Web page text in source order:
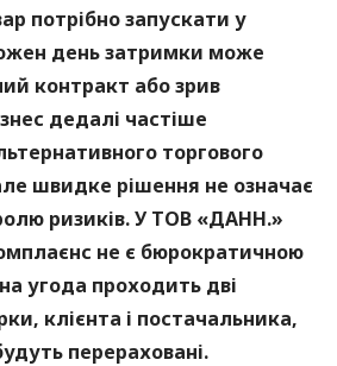
потрібно запускати у
день затримки може
контракт або зрив
дедалі частіше
торгового
швидке рішення не означає
ризиків. У ТОВ «ДАНН.»
не є бюрократичною
угода проходить дві
клієнта і постачальника,
перераховані.